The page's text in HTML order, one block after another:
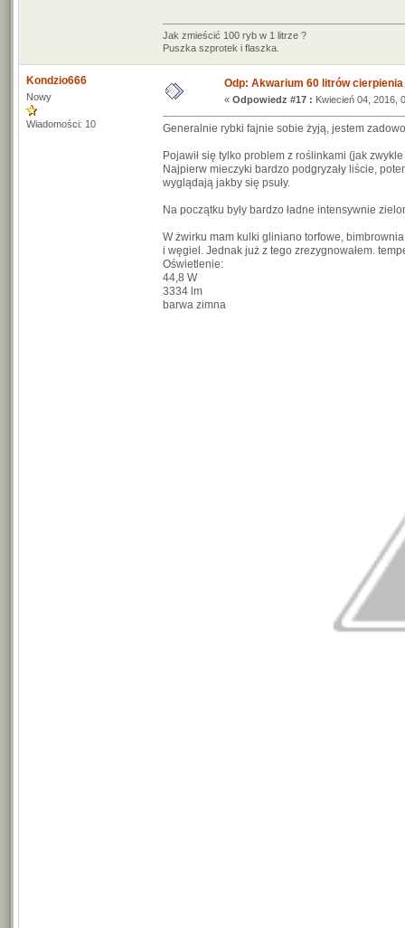
Jak zmieścić 100 ryb w 1 litrze ?
Puszka szprotek i flaszka.
Kondzio666
Nowy
Wiadomości: 10
Odp: Akwarium 60 litrów cierpienia
« Odpowiedz #17 : Kwiecień 04, 2016,
Generalnie rybki fajnie sobie żyją, jestem
Pojawił się tylko problem z roślinkami (jak
Najpierw mieczyki bardzo podgryzały liście,
wyglądają jakby się psuły.
Na początku były bardzo ładne intensywnie
W żwirku mam kulki gliniano torfowe,
i węgiel. Jednak już z tego zrezygnowałem.
Oświetlenie:
44,8 W
3334 lm
barwa zimna